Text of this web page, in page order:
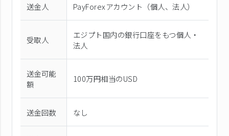
送金人 PayForexアカウント（個⼈、法⼈）
受取人
エジプト国内の銀行口座をもつ個人・
法人
送金可能
額
100万円相当のUSD
送金回数 なし